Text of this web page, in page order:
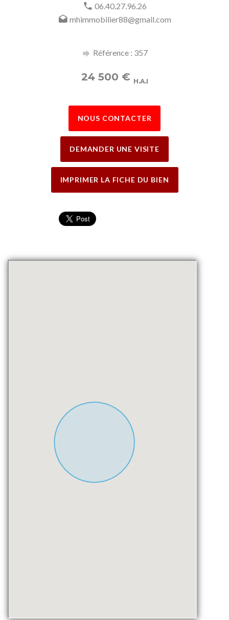
06.40.27.96.26
mhimmobilier88@gmail.com
Référence : 357
24 500 € H.A.I
NOUS CONTACTER
DEMANDER UNE VISITE
IMPRIMER LA FICHE DU BIEN